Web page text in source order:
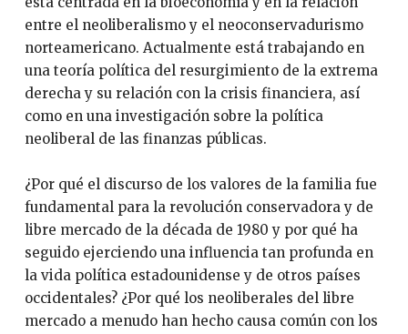
entre el neoliberalismo y el neoconservadurismo
norteamericano. Actualmente está trabajando en
una teoría política del resurgimiento de la extrema
derecha y su relación con la crisis financiera, así
como en una investigación sobre la política
neoliberal de las finanzas públicas.
¿Por qué el discurso de los valores de la familia fue
fundamental para la revolución conservadora y de
libre mercado de la década de 1980 y por qué ha
seguido ejerciendo una influencia tan profunda en
la vida política estadounidense y de otros países
occidentales? ¿Por qué los neoliberales del libre
mercado a menudo han hecho causa común con los